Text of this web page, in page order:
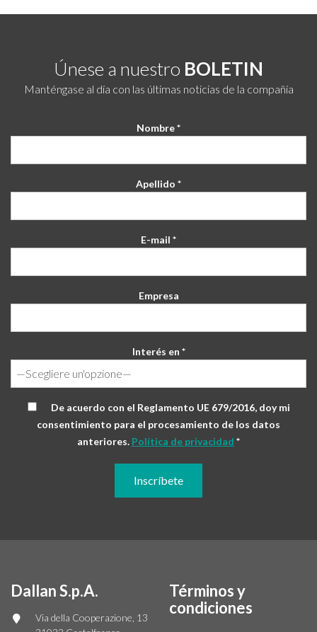
Únese a nuestro BOLETIN
Manténgase al día con las últimas noticias de la compañía
Nombre *
Apellido *
E-mail *
Empresa
Interés en *
De acuerdo con el Reglamento UE 679/2016, doy mi
consentimiento para el procesamiento de los datos
anteriores. Política de privacidad *
Dallan S.p.A.
Via della Cooperazione, 13
Términos y
condiciones